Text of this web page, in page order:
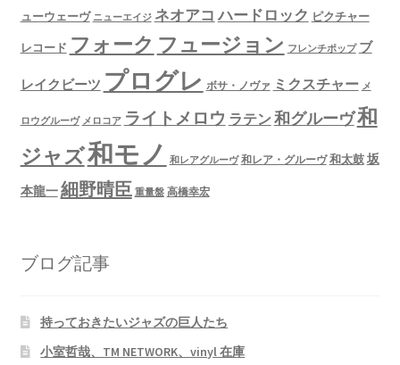
ューウェーヴ ニューエイジ ネオアコ ハードロック ピクチャー
レコード フォーク フュージョン フレンチポップ ブ
レイクビーツ プログレ ボサ・ノヴァ ミクスチャー メ
ロウグルーヴ メロコア ライトメロウ ラテン 和グルーヴ和
ジャズ和モノ 和レアグルーヴ 和レア・グルーヴ 和太鼓坂
本龍一細野晴臣 重量盤 高橋幸宏
ブログ記事
持っておきたいジャズの巨人たち
小室哲哉、TM NETWORK、vinyl 在庫